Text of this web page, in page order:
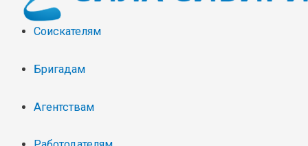
Соискателям
Бригадам
Агентствам